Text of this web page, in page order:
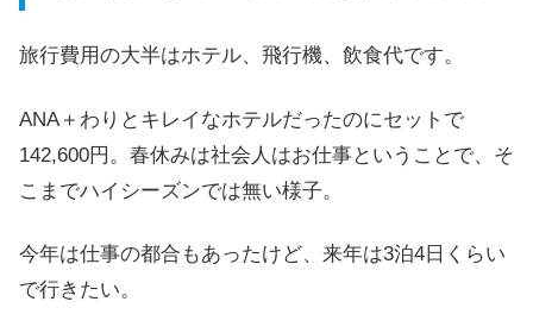
旅行費用の大半はホテル、飛行機、飲食代です。
ANA＋わりとキレイなホテルだったのにセットで
142,600円。春休みは社会人はお仕事ということで、そ
こまでハイシーズンでは無い様子。
今年は仕事の都合もあったけど、来年は3泊4日くらい
で行きたい。